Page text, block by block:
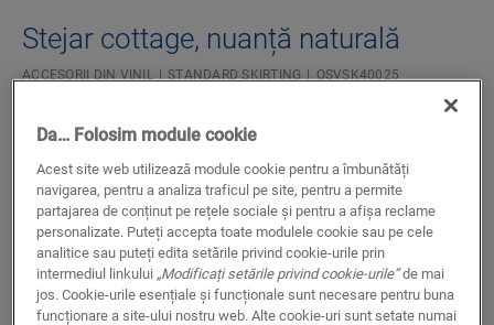
Stejar cottage, nuanță naturală
ACCESORII DIN VINIL STANDARD SKIRTING QSVSK40025
Pentru pardoseală din vinilin
La culoare cu podeaua dvs.
Strat superior rezistent la zgâriere
Da… Folosim module cookie
Acest site web utilizează module cookie pentru a îmbunătăți
navigarea, pentru a analiza traficul pe site, pentru a permite
partajarea de conținut pe rețele sociale și pentru a afișa reclame
personalizate. Puteți accepta toate modulele cookie sau pe cele
analitice sau puteți edita setările privind cookie-urile prin
intermediul linkului „Modificați setările privind cookie-urile”de mai
jos. Cookie-urile esențiale și funcționale sunt necesare pentru buna
funcționare a site-ului nostru web. Alte cookie-uri sunt setate numai